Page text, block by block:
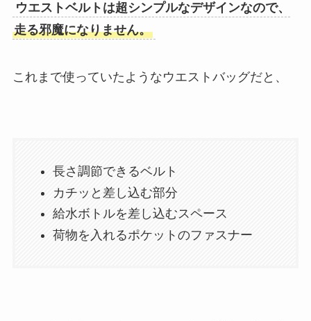
ウエストベルトは超シンプルなデザインなので、
走る邪魔になりません。
これまで使っていたようなウエストバッグだと、
長さ調節できるベルト
カチッと差し込む部分
給水ボトルを差し込むスペース
荷物を入れるポケットのファスナー